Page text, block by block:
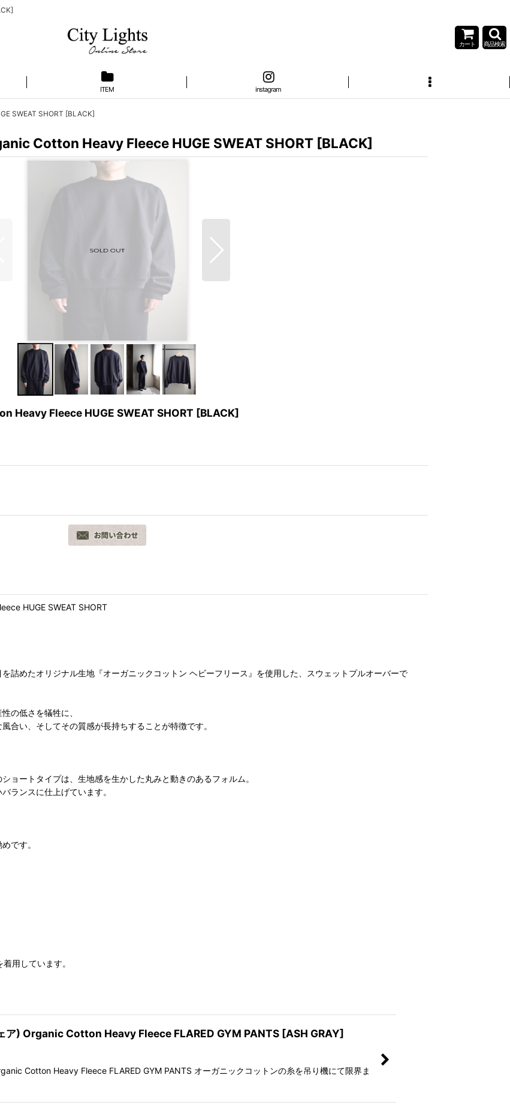
カート 商品検索
ITEM instagram
SWEAT SHORT [BLACK]
Cotton Heavy Fleece HUGE SWEAT SHORT [BLACK]
Heavy Fleece HUGE SWEAT SHORT [BLACK]
HUGE SWEAT SHORT
詰めたオリジナル生地『オーガニックコットン ヘビーフリース』を使用した、スウェットプルオーバーで
の低さを犠牲に、
合い、そしてその質感が長持ちすることが特徴です。
ョートタイプは、生地感を生かした丸みと動きのあるフォルム。
ランスに仕上げています。
です。
用しています。
ア) Organic Cotton Heavy Fleece FLARED GYM PANTS [ASH GRAY]
Cotton Heavy Fleece FLARED GYM PANTS オーガニックコットンの糸を吊り機にて限界ま